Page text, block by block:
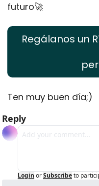
futuro🚀
Regálanos un
Ten muy buen día;)
Reply
Login orSubscribeto